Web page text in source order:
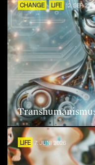
CHANGE LIFE 12. SEP.
LIFE 7. JUNI 2026